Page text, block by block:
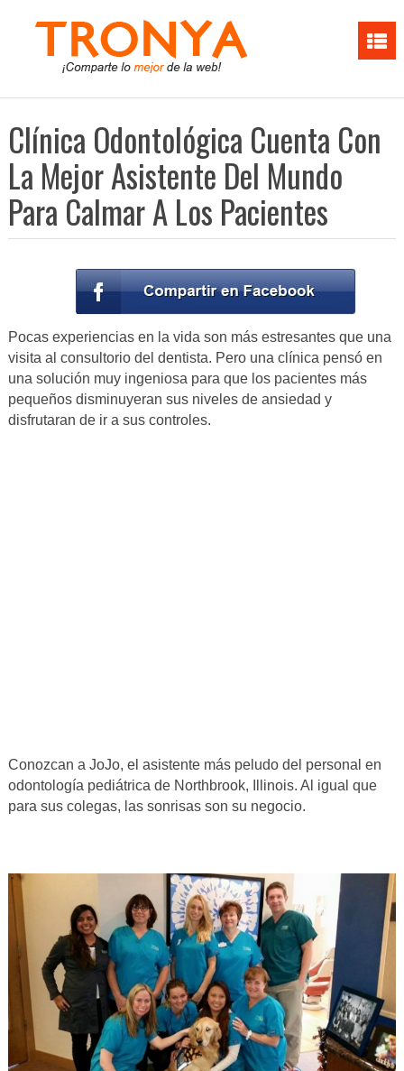
Clínica Odontológica Cuenta Con
La Mejor Asistente Del Mundo
Para Calmar A Los Pacientes
Pocas experiencias en la vida son más estresantes que una
visita al consultorio del dentista. Pero una clínica pensó en
una solución muy ingeniosa para que los pacientes más
pequeños disminuyeran sus niveles de ansiedad y
disfrutaran de ir a sus controles.
Conozcan a JoJo, el asistente más peludo del personal en
odontología pediátrica de Northbrook, Illinois. Al igual que
para sus colegas, las sonrisas son su negocio.